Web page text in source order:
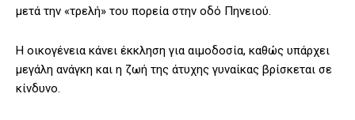
μετά την «τρελή» του πορεία στην οδό Πηνειού.
Η οικογένεια κάνει έκκληση για αιμοδοσία, καθώς υπάρχει
μεγάλη ανάγκη και η ζωή της άτυχης γυναίκας βρίσκεται σε
κίνδυνο.